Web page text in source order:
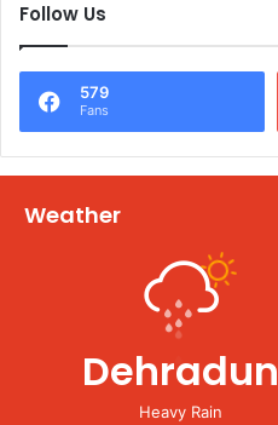
Follow Us
579
Fans
Weather
Dehradun
Heavy Rain